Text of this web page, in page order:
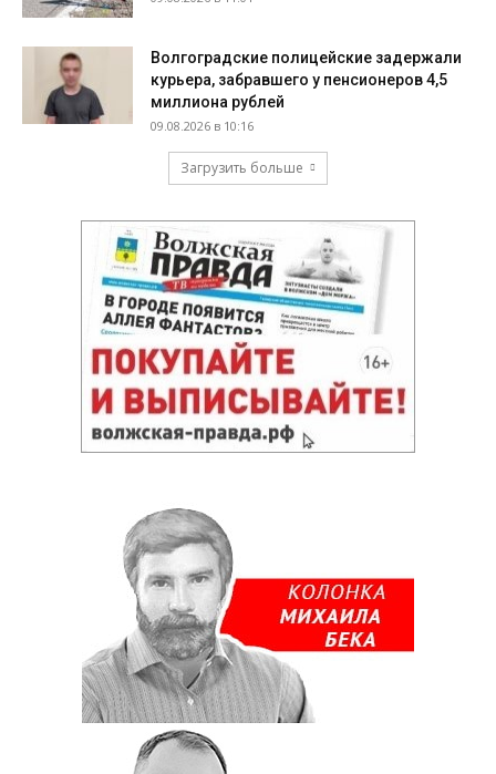
Волгоградские полицейские задержали
курьера, забравшего у пенсионеров 4,5
миллиона рублей
09.08.2026 в 10:16
Загрузить больше